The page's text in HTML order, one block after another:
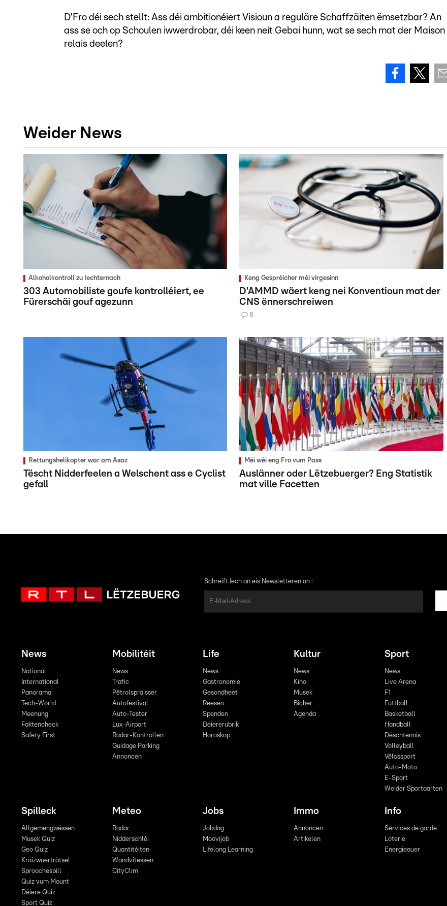
D’Fro déi sech stellt: Ass déi ambitionéiert Visioun a reguläre Schaffzäiten ëmsetzbar? An
ass se och op Schoulen iwwerdrobar, déi keen neit Gebai hunn, wat se sech mat der Maison
relais deelen?
Weider News
Alkoholkontroll zu Iechternach
303 Automobiliste goufe kontrolléiert, ee
Fürerschäi gouf agezunn
Keng Gespréicher méi virgesinn
D'AMMD wäert keng nei Konventioun mat der
CNS ënnerschreiwen
8
Rettungshelikopter war am Asaz
Tëscht Nidderfeelen a Welschent ass e Cyclist
gefall
Méi wéi eng Fro vum Pass
Auslänner oder Lëtzebuerger? Eng Statistik
mat ville Facetten
Schreift Iech an eis Newsletteren an :
News
National
International
Panorama
Tech-World
Meenung
Faktencheck
Safety First
Mobilitéit
News
Trafic
Pëtrolspräisser
Autofestival
Auto-Tester
Lux-Airport
Radar-Kontrollen
Guidage Parking
Annoncen
Life
News
Gastronomie
Gesondheet
Reesen
Spenden
Déiererubrik
Horoskop
Kultur
News
Kino
Musek
Bicher
Agenda
Sport
News
Live Arena
F1
Futtball
Basketball
Handball
Dëschtennis
Volleyball
Vëlossport
Auto-Moto
E-Sport
Weider Sportaarten
Spilleck
Allgemengwëssen
Musek Quiz
Geo Quiz
Kräizwuerträtsel
Sproochespill
Quiz vum Mount
Déiere Quiz
Sport Quiz
Meteo
Radar
Nidderschléi
Quantitéiten
Wandvitessen
CityClim
Jobs
Jobdag
Moovijob
Lifelong Learning
Immo
Annoncen
Artikelen
Info
Services de garde
Loterie
Energieauer